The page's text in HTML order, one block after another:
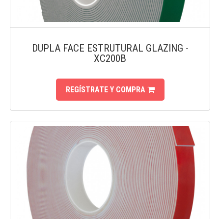
DUPLA FACE ESTRUTURAL GLAZING -
XC200B
REGÍSTRATE Y COMPRA